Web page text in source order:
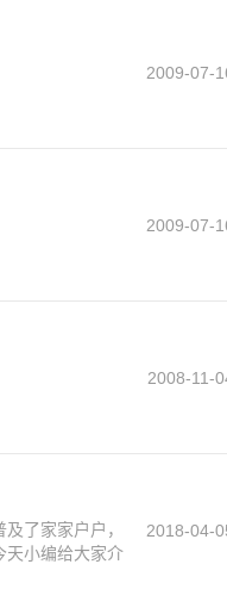
2009-07-
2009-07-
2008-11-
了家家户户，
天小编给大家介
2018-04-